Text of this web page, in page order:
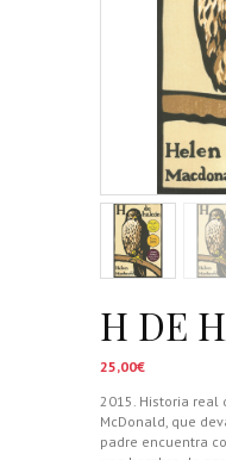
H DE
25,00€
2015. Historia real
McDonald, que
padre encuentra